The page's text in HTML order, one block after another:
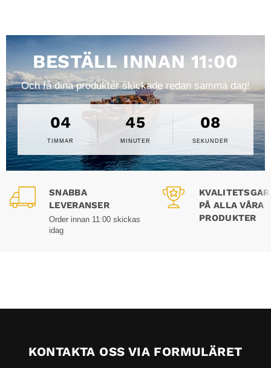
BESTÄLL INNAN 11:00
Och få dina produkter skickade redan samma dag!
04
TIMMAR
45
MINUTER
08
SEKUNDER
SNABBA
LEVERANSER
Order innan 11:00 skickas
idag
PÅ ALLA VÅRA
PRODUKTER
KONTAKTA OSS VIA FORMULÄRET